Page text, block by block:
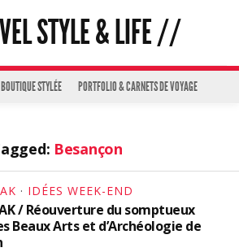
BOUTIQUE STYLÉE PORTFOLIO & CARNETS DE VOYAGE
Besançon
· IDÉES WEEK-END
/ Réouverture du somptueux
Beaux Arts et d’Archéologie de